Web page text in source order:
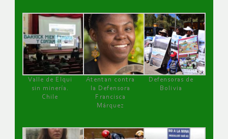
Valle de Elqui
sin minería.
Chile
Atentan contra
la Defensora
Francisca
Márquez
Defensoras de
Bolivia